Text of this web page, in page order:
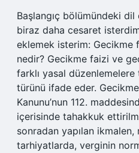
Başlangıç bölümündeki
biraz daha cesaret
eklemek isterim: Gecikme
nedir? Gecikme faizi ve
farklı yasal
türünü ifade eder.
Kanunu’nun 112.
içerisinde tahakkuk
sonradan yapılan
tarhiyatlarda, verginin